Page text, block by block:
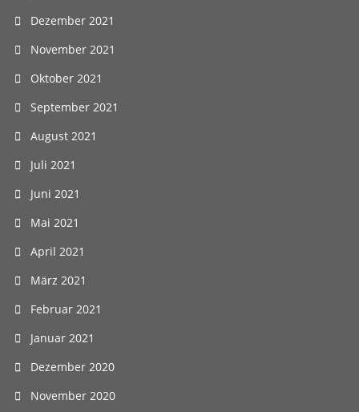
Dezember 2021
November 2021
Oktober 2021
September 2021
August 2021
Juli 2021
Juni 2021
Mai 2021
April 2021
März 2021
Februar 2021
Januar 2021
Dezember 2020
November 2020